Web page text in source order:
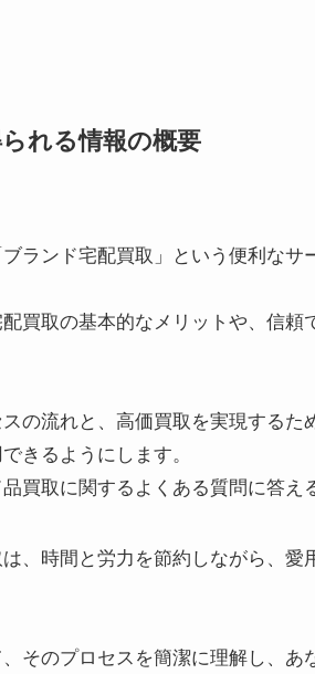
れる情報の概要
ランド宅配買取」という便利なサ
買取の基本的なメリットや、信
の流れと、高価買取を実現する
きるようにします。
買取に関するよくある質問に答え
、時間と労力を節約しながら、
そのプロセスを簡潔に理解し、